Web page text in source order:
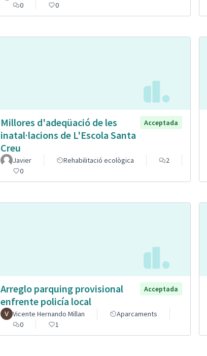
0
0
Millores d'adeqüació de les
inatal·lacions de L'Escola Santa
Creu
Acceptada
Javier Rehabilitació ecològica
2
0
Arreglo parquing provisional
enfrente policía local
Acceptada
Vicente Hernando Millan
Aparcaments
0
1